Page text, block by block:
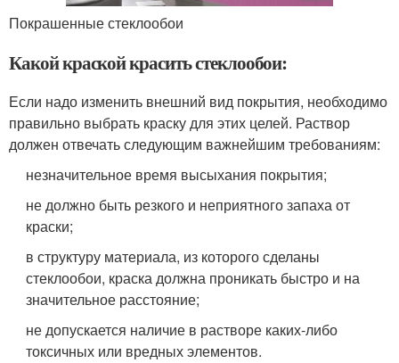
Покрашенные стеклообои
Какой краской красить стеклообои:
Если надо изменить внешний вид покрытия, необходимо
правильно выбрать краску для этих целей. Раствор
должен отвечать следующим важнейшим требованиям:
незначительное время высыхания покрытия;
не должно быть резкого и неприятного запаха от
краски;
в структуру материала, из которого сделаны
стеклообои, краска должна проникать быстро и на
значительное расстояние;
не допускается наличие в растворе каких-либо
токсичных или вредных элементов.